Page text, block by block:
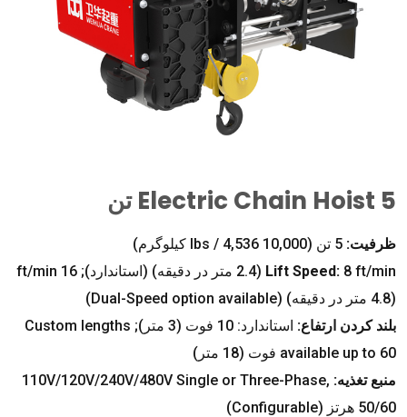
Electric Chain Hoist 5 تن
ظرفیت: 5 تن (10,000 lbs / 4,536 کیلوگرم)
Lift Speed: 8 ft/min (2.4 متر در دقیقه) (استاندارد); 16
ft/min
(4.8 متر در دقیقه) (
Dual-Speed option available
)
بلند کردن ارتفاع: استاندارد: 10 فوت (3 متر);
Custom lengths
available up to 60 فوت (18 متر)
منبع تغذیه:
110V/120V/240V/480V Single or Three-Phase,
50/60 هرتز (
Configurable
)